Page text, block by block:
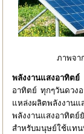
ภาพจา
พลังงานแสงอาทิตย์
อาทิตย์ ทุกๆวันดวง
แหล่งผลิตพลังงา
พลังงานแสงอาทิตย์
สำหรับมนุษย์ใช้แท